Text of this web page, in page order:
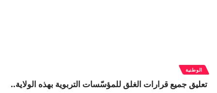
الوطنية
تعليق جميع قرارات الغلق للمؤسّسات التربوية بهذه الولاية..